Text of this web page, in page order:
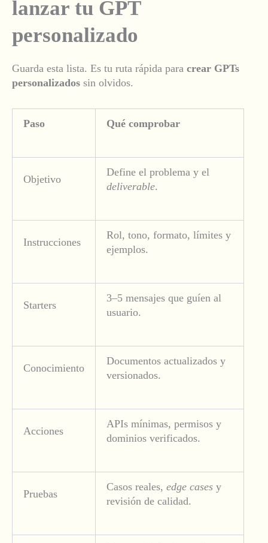
lanzar tu GPT
personalizado
Guarda esta lista. Es tu ruta rápida para crear GPTs
personalizados sin olvidos.
Paso Qué comprobar
Objetivo
Define el problema y el
deliverable.
Instrucciones
Rol, tono, formato, límites y
ejemplos.
Starters
3–5 mensajes que guíen al
usuario.
Conocimiento
Documentos actualizados y
versionados.
Acciones
APIs mínimas, permisos y
dominios verificados.
Pruebas
Casos reales, edge cases y
revisión de calidad.